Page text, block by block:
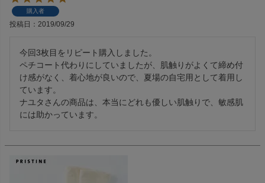
購入者
投稿日 2019/09/29
今回3枚目をリピート購入しました。
ペチコート代わりにしていましたが、肌触りがよくて締め付
け感がなく、着心地が良いので、夏場の自宅用として着用し
ています。
ナユタさんの商品は、本当にどれも優しい肌触りで、敏感肌
には助かっています。